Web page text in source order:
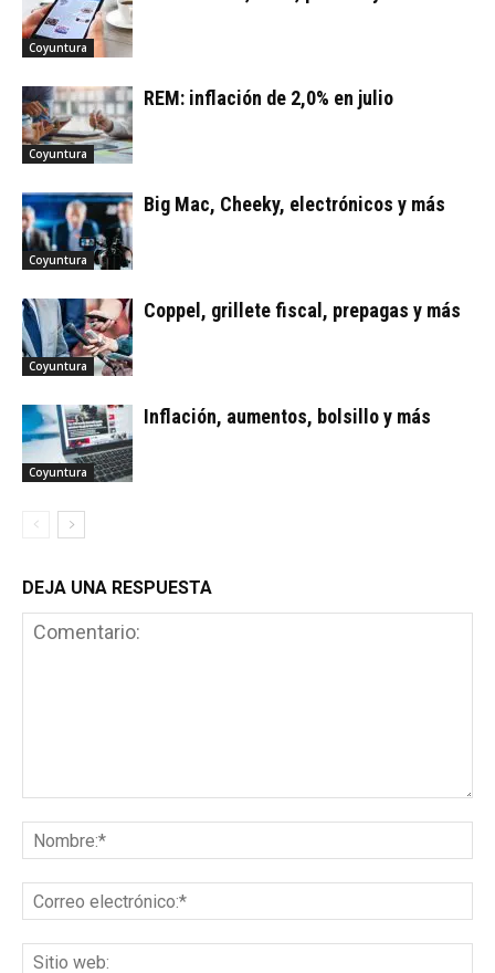
Coyuntura
Coyuntura
REM: inflación de 2,0% en julio
Coyuntura
Big Mac, Cheeky, electrónicos y más
Coyuntura
Coppel, grillete fiscal, prepagas y más
Coyuntura
Inflación, aumentos, bolsillo y más
DEJA UNA RESPUESTA